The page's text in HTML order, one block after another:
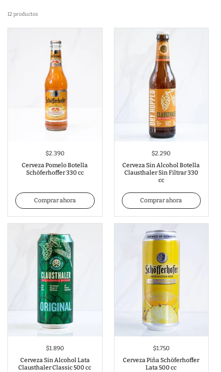
12 productos
$2.390
Cerveza Pomelo Botella
Schöferhoffer 330 cc
Comprar ahora
$2.290
Cerveza Sin Alcohol Botella
Clausthaler Sin Filtrar 330
cc
Comprar ahora
$1.890
Cerveza Sin Alcohol Lata
Clausthaler Classic 500 cc
$1.750
Cerveza Piña Schöferhoffer
Lata 500 cc